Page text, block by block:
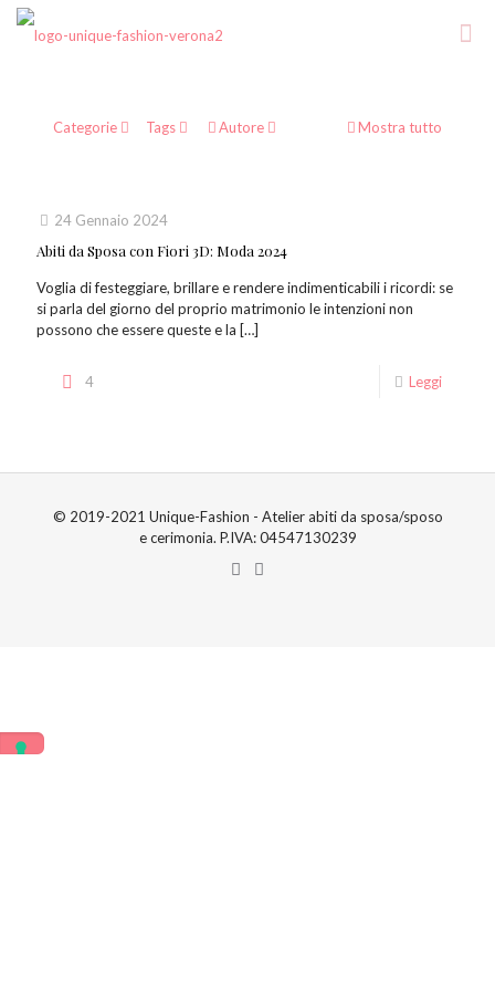
Categorie Tags Autore Mostra tutto
24 Gennaio 2024
Abiti da Sposa con Fiori 3D: Moda 2024
Voglia di festeggiare, brillare e rendere indimenticabili i ricordi: se
si parla del giorno del proprio matrimonio le intenzioni non
possono che essere queste e la […]
4 Leggi
© 2019-2021 Unique-Fashion - Atelier abiti da sposa/sposo
e cerimonia. P.IVA: 04547130239